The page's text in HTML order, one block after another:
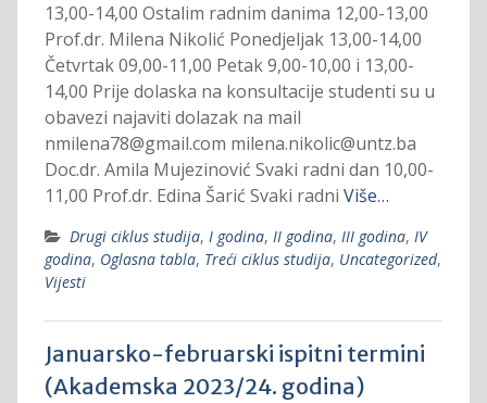
13,00-14,00 Ostalim radnim danima 12,00-13,00
Prof.dr. Milena Nikolić Ponedjeljak 13,00-14,00
Četvrtak 09,00-11,00 Petak 9,00-10,00 i 13,00-
14,00 Prije dolaska na konsultacije studenti su u
obavezi najaviti dolazak na mail
nmilena78@gmail.com milena.nikolic@untz.ba
Doc.dr. Amila Mujezinović Svaki radni dan 10,00-
11,00 Prof.dr. Edina Šarić Svaki radni Više…
Drugi ciklus studija, I godina, II godina, III godina, IV
godina, Oglasna tabla, Treći ciklus studija, Uncategorized,
Vijesti
Januarsko-februarski ispitni termini
(Akademska 2023/24. godina)